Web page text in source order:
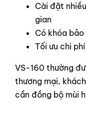
Cài đặt
gian
Có khóa
Tối ưu chi
VS-160 thường
thương mại,
cần đồng bộ mùi